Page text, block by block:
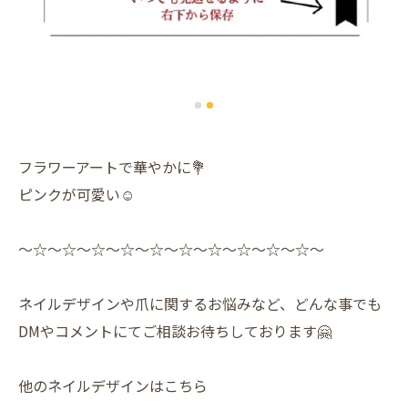
フラワーアートで華やかに💐
ピンクが可愛い☺️
〜☆〜☆〜☆〜☆〜☆〜☆〜☆〜☆〜☆〜☆〜
ネイルデザインや爪に関するお悩みなど、どんな事でも
DMやコメントにてご相談お待ちしております🤗
他のネイルデザインはこちら